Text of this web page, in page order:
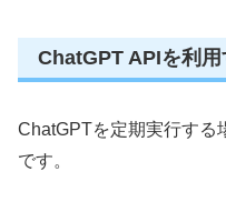
ChatGPT APIを利
ChatGPTを定期実行する
です。